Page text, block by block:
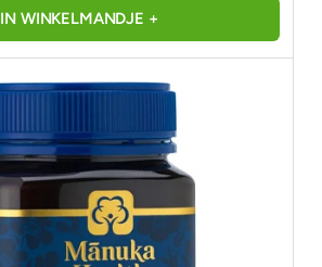
IN WINKELMANDJE +